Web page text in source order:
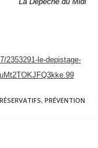
2353291-le-depistage-
, PRÉVENTION